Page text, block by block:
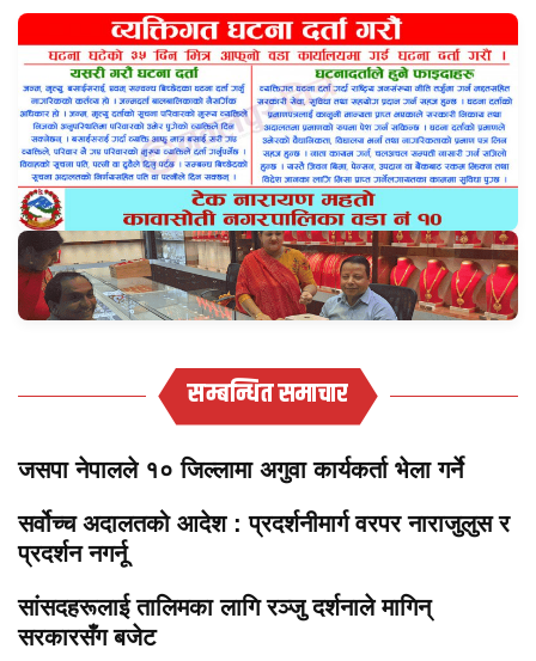
सम्बन्धित समाचार
जसपा नेपालले १० जिल्लामा अगुवा कार्यकर्ता भेला गर्ने
सर्वोच्च अदालतको आदेश : प्रदर्शनीमार्ग वरपर नाराजुलुस र
प्रदर्शन नगर्नू
सांसदहरूलाई तालिमका लागि रञ्जु दर्शनाले मागिन्
सरकारसँग बजेट